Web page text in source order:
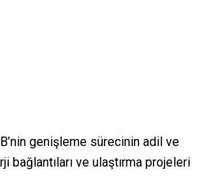
genişleme sürecinin adil ve
ve ulaştırma projeleri